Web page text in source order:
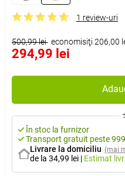
1 review-uri
500,99 lei economisiţi 206,00
294,99 lei
În stoc la furnizor
Transport gratuit peste
Livrare la domiciliu (mai
de la 34,99 lei | Estimat